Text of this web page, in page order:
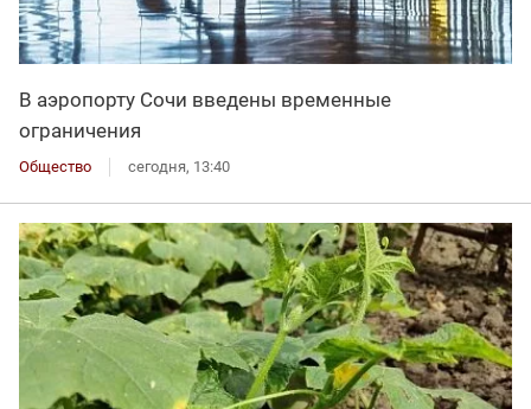
В аэропорту Сочи введены временные
ограничения
Общество сегодня, 13:40